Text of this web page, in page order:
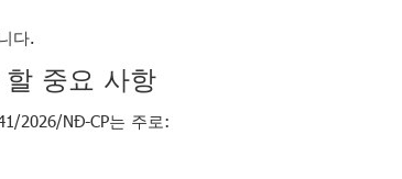
다.
중요 사항
2026/NĐ-CP는 주로: